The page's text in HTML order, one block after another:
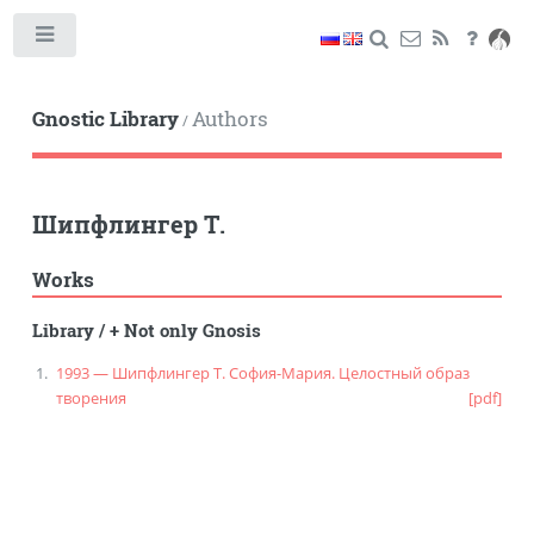
Gnostic Library/Authors
Шипфлингер Т.
Works
Library/+ Not only Gnosis
1993 — Шипфлингер Т. София-Мария. Целостный образ
творения
[pdf]